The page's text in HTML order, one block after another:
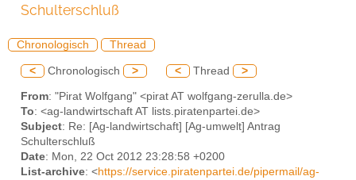
Schulterschluß
Chronologisch Thread
< Chronologisch > < Thread >
From: "Pirat Wolfgang" <pirat AT wolfgang-zerulla.de>
To: <ag-landwirtschaft AT lists.piratenpartei.de>
Subject: Re: [Ag-landwirtschaft] [Ag-umwelt] Antrag
Schulterschluß
Date: Mon, 22 Oct 2012 23:28:58 +0200
List-archive: <https://service.piratenpartei.de/pipermail/ag-